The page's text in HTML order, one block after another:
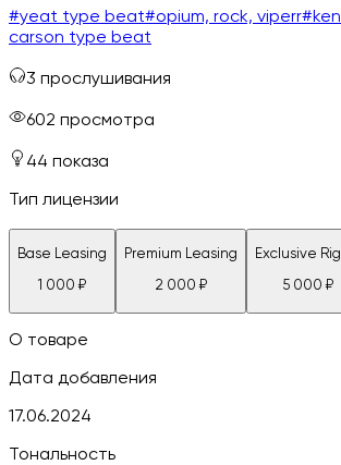
#yeat type beat#opium, rock, viperr#
carson type beat
3 прослушивания
602 просмотра
44 показа
Тип лицензии
Base Leasing
1 000 ₽
Premium Leasing
2 000 ₽
Exclusive
5 000 ₽
О товаре
Дата добавления
17.06.2024
Тональность